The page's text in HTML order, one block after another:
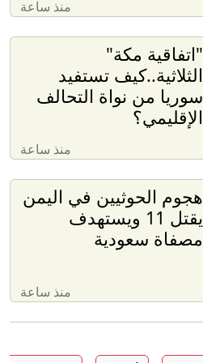
منذ ساعة
"اتفاقية مكة"
الثلاثية..كيف تستفيد
سوريا من نواة التحالف
الإقليمي؟
منذ ساعة
هجوم الحوثيين في اليمن
يقتل 11 ويستهدف
مصفاة سعودية
منذ ساعة